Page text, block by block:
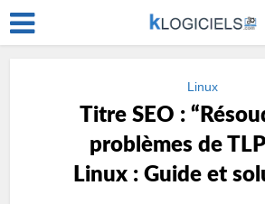
Linux
Titre SEO :
problèmes de
Linux : Guide et